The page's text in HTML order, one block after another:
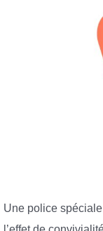
Une police